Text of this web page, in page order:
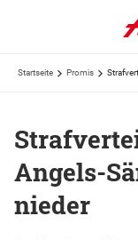
Startseite Promis
Angels-
nieder